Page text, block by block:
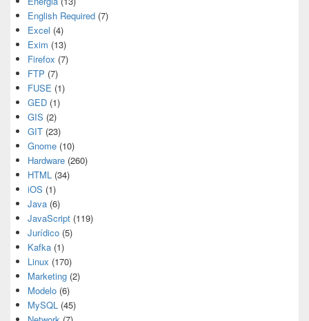
English Required (7)
Excel (4)
Exim (13)
Firefox (7)
FTP (7)
FUSE (1)
GED (1)
GIS (2)
GIT (23)
Gnome (10)
Hardware (260)
HTML (34)
iOS (1)
Java (6)
JavaScript (119)
Jurídico (5)
Kafka (1)
Linux (170)
Marketing (2)
Modelo (6)
MySQL (45)